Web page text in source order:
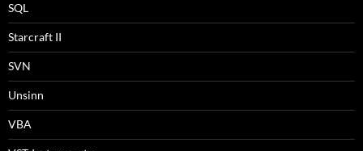
SQL
Starcraft II
SVN
Unsinn
VBA